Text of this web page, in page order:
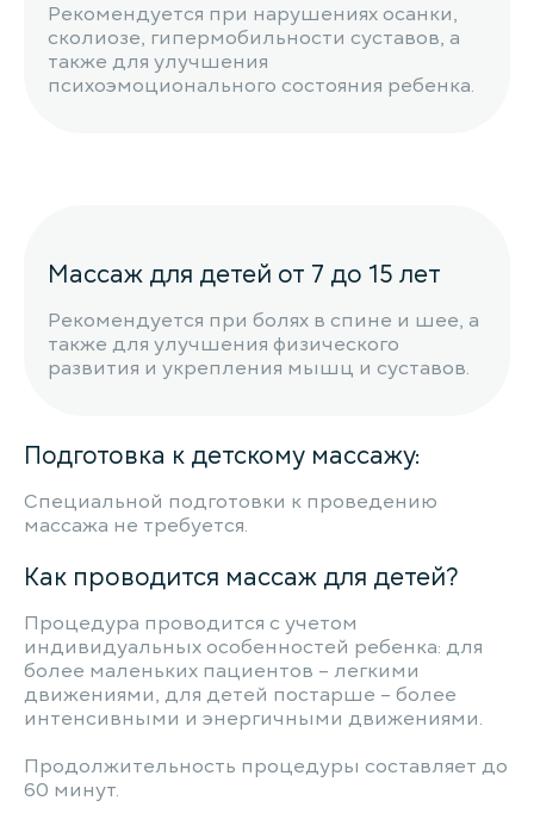
Рекомендуется при нарушениях осанки,
сколиозе, гипермобильности суставов, а
также для улучшения
психоэмоционального состояния ребенка.
Массаж для детей от 7 до 15 лет
Рекомендуется при болях в спине и шее, а
также для улучшения физического
развития и укрепления мышц и суставов.
Подготовка к детскому массажу:
Специальной подготовки к проведению
массажа не требуется.
Как проводится массаж для детей?
Процедура проводится с учетом
индивидуальных особенностей ребенка: для
более маленьких пациентов – легкими
движениями, для детей постарше – более
интенсивными и энергичными движениями.
Продолжительность процедуры составляет до
60 минут.